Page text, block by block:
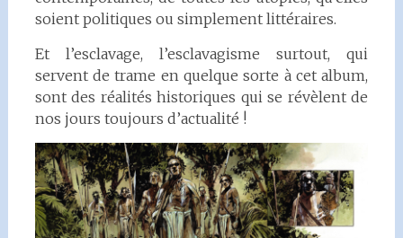
soient politiques ou simplement littéraires.
Et l’esclavage, l’esclavagisme surtout, qui
servent de trame en quelque sorte à cet album,
sont des réalités historiques qui se révèlent de
nos jours toujours d’actualité !